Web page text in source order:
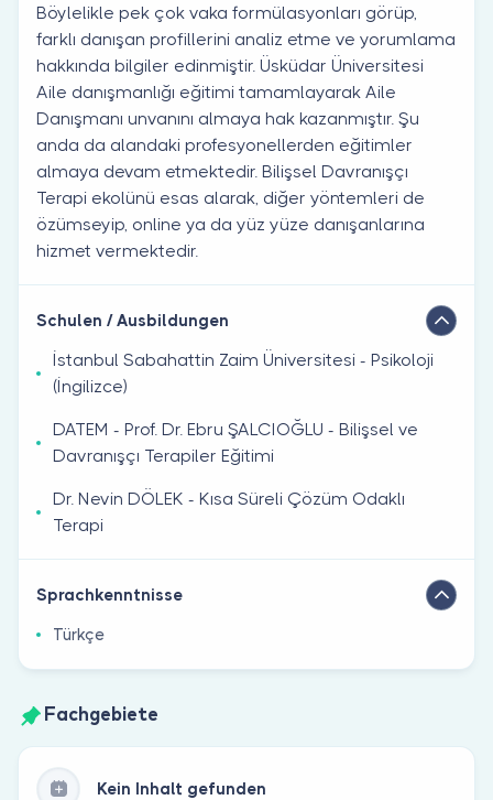
Böylelikle pek çok vaka formülasyonları görüp,
farklı danışan profillerini analiz etme ve yorumlama
hakkında bilgiler edinmiştir. Üsküdar Üniversitesi
Aile danışmanlığı eğitimi tamamlayarak Aile
Danışmanı unvanını almaya hak kazanmıştır. Şu
anda da alandaki profesyonellerden eğitimler
almaya devam etmektedir. Bilişsel Davranışçı
Terapi ekolünü esas alarak, diğer yöntemleri de
özümseyip, online ya da yüz yüze danışanlarına
hizmet vermektedir.
Schulen / Ausbildungen
İstanbul Sabahattin Zaim Üniversitesi - Psikoloji
(İngilizce)
DATEM - Prof. Dr. Ebru ŞALCIOĞLU - Bilişsel ve
Davranışçı Terapiler Eğitimi
Dr. Nevin DÖLEK - Kısa Süreli Çözüm Odaklı
Terapi
Sprachkenntnisse
Türkçe
Fachgebiete
Kein Inhalt gefunden